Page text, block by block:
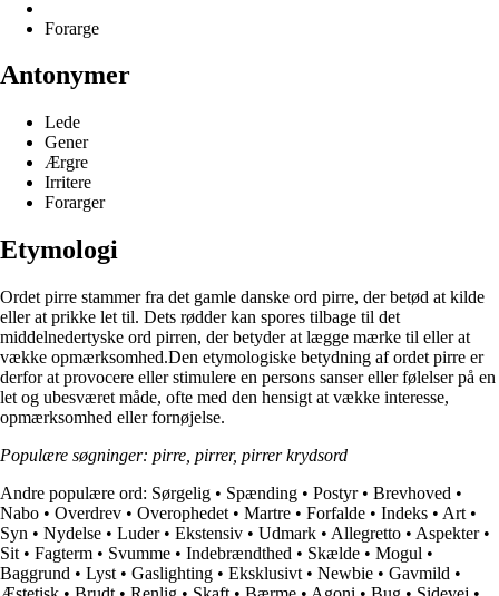
Forarge
Antonymer
Lede
Gener
Ærgre
Irritere
Forarger
Etymologi
Ordet pirre stammer fra det gamle danske ord pirre, der betød at kilde
eller at prikke let til. Dets rødder kan spores tilbage til det
middelnedertyske ord pirren, der betyder at lægge mærke til eller at
vække opmærksomhed.Den etymologiske betydning af ordet pirre er
derfor at provocere eller stimulere en persons sanser eller følelser på en
let og ubesværet måde, ofte med den hensigt at vække interesse,
opmærksomhed eller fornøjelse.
Populære søgninger: pirre, pirrer, pirrer krydsord
Andre populære ord: Sørgelig • Spænding • Postyr• Brevhoved •
Nabo • Overdrev • Overophedet • Martre • Forfalde • Indeks • Art •
Syn • Nydelse • Luder• Ekstensiv • Udmark • Allegretto • Aspekter•
Sit • Fagterm • Svumme • Indebrændthed • Skælde • Mogul •
Baggrund • Lyst • Gaslighting • Eksklusivt • Newbie • Gavmild •